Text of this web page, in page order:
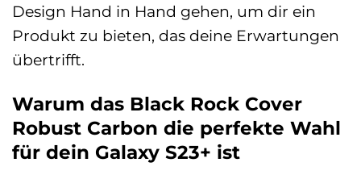
Design Hand in Hand gehen, um dir ein
Produkt zu bieten, das deine Erwartungen
übertrifft.
Warum das Black Rock Cover
Robust Carbon die perfekte Wahl
für dein Galaxy S23+ ist